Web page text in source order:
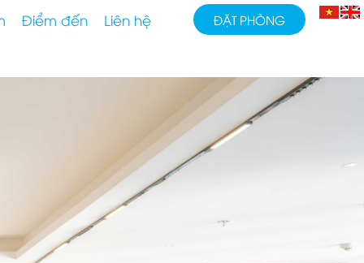
Điểm đến Liên hệ ĐẶT PHÒNG